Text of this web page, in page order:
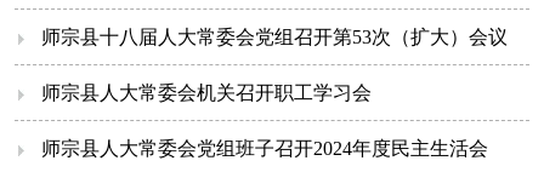
师宗县十八届人大常委会党组召开第53次（扩大）会议
师宗县人大常委会机关召开职工学习会
师宗县人大常委会党组班子召开2024年度民主生活会